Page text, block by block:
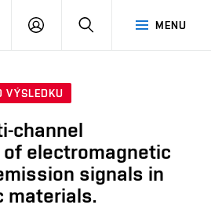
MENU
PŘIHLÁSIT
VÝSLEDKU
channel
electromagnetic
signals in
materials.